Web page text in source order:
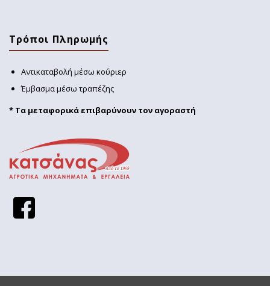
Τρόποι Πληρωμής
Αντικαταβολή μέσω κούριερ
Έμβασμα μέσω τραπέζης
* Τα μεταφορικά επιβαρύνουν τον αγοραστή